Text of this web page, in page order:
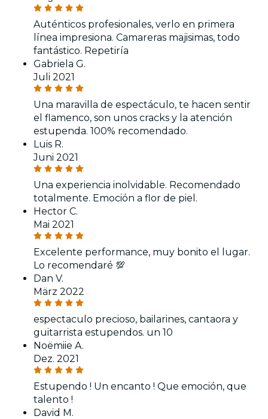
Auténticos profesionales, verlo en primera
línea impresiona. Camareras majisimas, todo
fantástico. Repetiría
Gabriela G.
Juli 2021
Una maravilla de espectáculo, te hacen sentir
el flamenco, son unos cracks y la atención
estupenda. 100% recomendado.
Luis R.
Juni 2021
Una experiencia inolvidable. Recomendado
totalmente. Emoción a flor de piel.
Hector C.
Mai 2021
Excelente performance, muy bonito el lugar.
Lo recomendaré 💯
Dan V.
März 2022
espectaculo precioso, bailarines, cantaora y
guitarrista estupendos. un 10
Noëmiie A.
Dez. 2021
Estupendo ! Un encanto ! Que emoción, que
talento !
David M.